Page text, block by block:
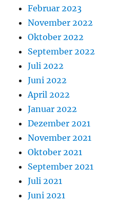
Februar 2023
November 2022
Oktober 2022
September 2022
Juli 2022
Juni 2022
April 2022
Januar 2022
Dezember 2021
November 2021
Oktober 2021
September 2021
Juli 2021
Juni 2021